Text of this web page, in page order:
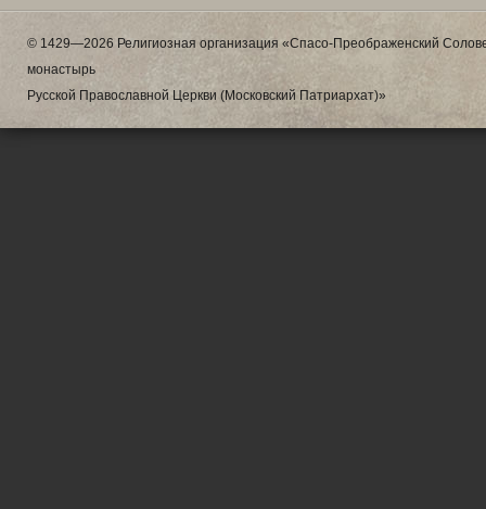
© 1429—2026 Религиозная организация «Спасо-Преображенский
монастырь
Русской Православной Церкви (Московский Патриархат)»